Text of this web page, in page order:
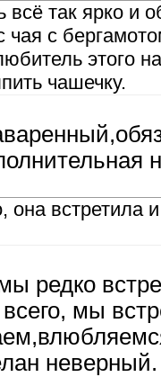
так ярко и
чая с
этого
чашечку.
встретила
редко
мы
неверный.